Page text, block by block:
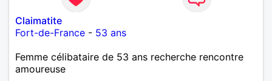
Claimatite
Fort-de-France - 53 ans
Femme célibataire de 53 ans recherche rencontre
amoureuse